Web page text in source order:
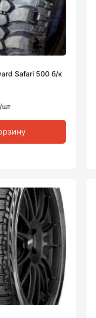
Safari 500 б/к
/шт